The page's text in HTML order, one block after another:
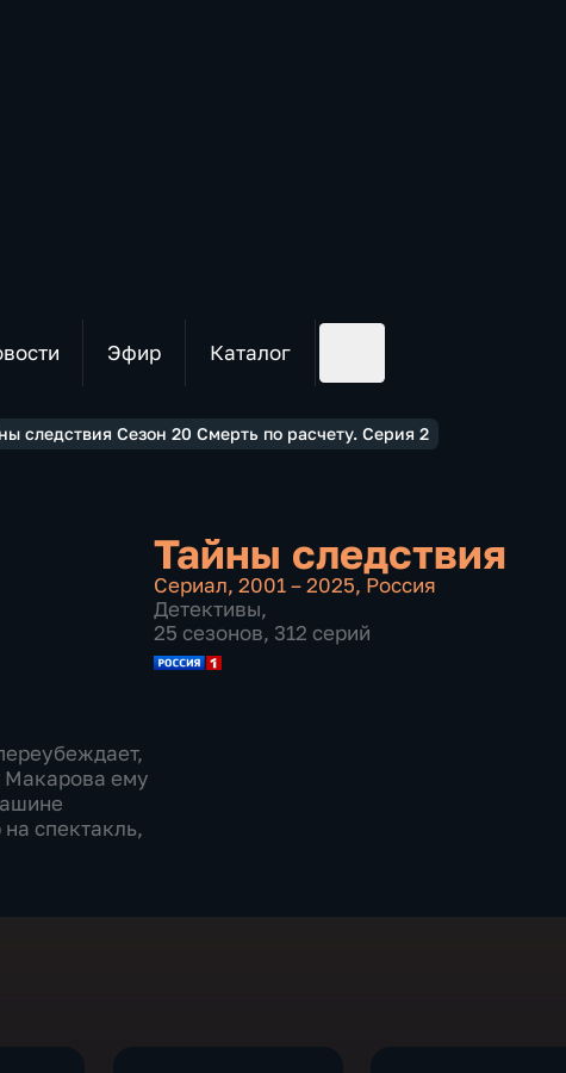
Эфир Каталог
следствия Сезон 20 Смерть по расчету. Серия 2
Макарова ему
спектакль,
Тайны следствия
Сериал, 2001 – 2025, Россия
Детективы,
25 сезонов, 312 серий